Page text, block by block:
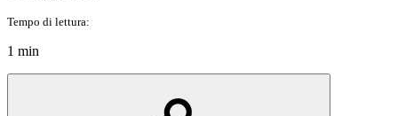
Tempo di lettura:
1 min